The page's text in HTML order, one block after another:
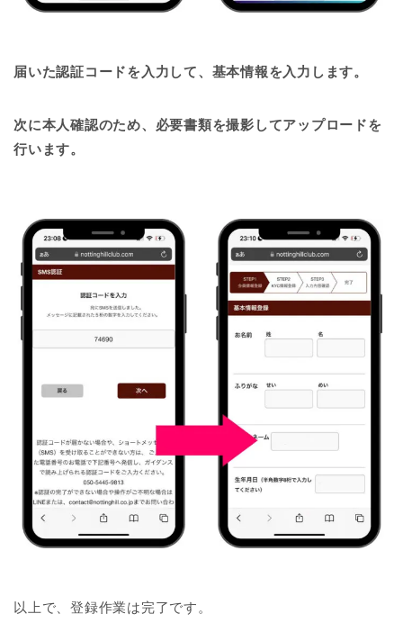
届いた認証コードを入力して、基本情報を入力します。
次に本人確認のため、必要書類を撮影してアップロードを
行います。
以上で、登録作業は完了です。